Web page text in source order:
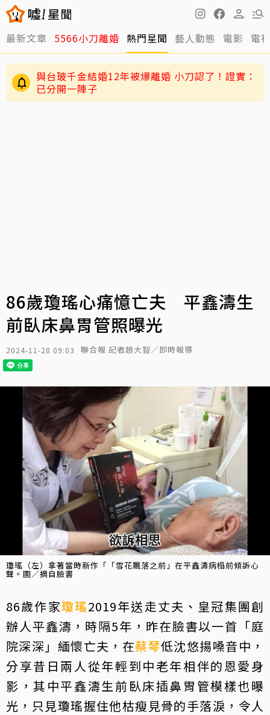
最新文章 5566小刀離婚 熱門星聞 藝人動態 電影 電
與台玻千金結婚12年被爆離婚 小刀認了！證實：
已分開一陣子
86歲瓊瑤心痛憶亡夫 平鑫濤生
前臥床鼻胃管照曝光
2024-11-28 09:03 聯合報 記者趙大智／即時報導
瓊瑤（左）拿著當時新作「「雪花飄落之前」在平鑫濤病榻前傾訴心
聲。圖／摘自臉書
86歲作家瓊瑤2019年送走丈夫、皇冠集團創
辦人平鑫濤，時隔5年，昨在臉書以一首「庭
院深深」緬懷亡夫，在蔡琴低沈悠揚嗓音中，
分享昔日兩人從年輕到中老年相伴的恩愛身
影，其中平鑫濤生前臥床插鼻胃管模樣也曝
光，只見瓊瑤握住他枯瘦見骨的手落淚，令人